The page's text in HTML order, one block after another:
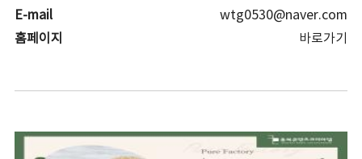
E-mail
wtg0530@naver.com
홈페이지
바로가기